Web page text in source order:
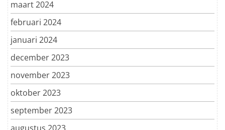
maart 2024
februari 2024
januari 2024
december 2023
november 2023
oktober 2023
september 2023